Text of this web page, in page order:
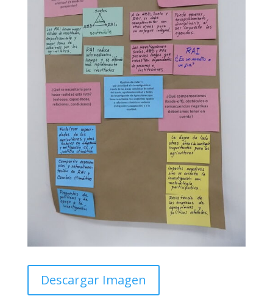
Descargar Imagen